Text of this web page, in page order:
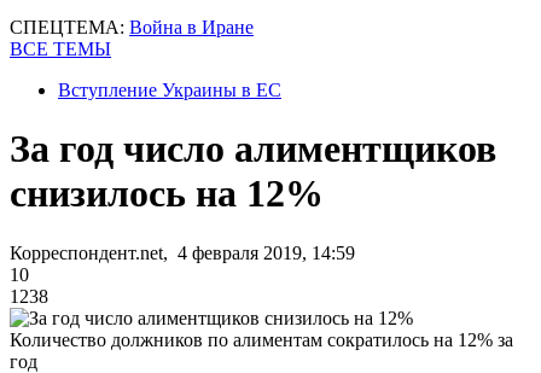
СПЕЦТЕМА: Война в Иране
ВСЕ ТЕМЫ
Вступление Украины в ЕС
За год число алиментщиков
снизилось на 12%
Корреспондент.net, 4 февраля 2019, 14:59
10
1238
Количество должников по алиментам сократилось на 12% за
год